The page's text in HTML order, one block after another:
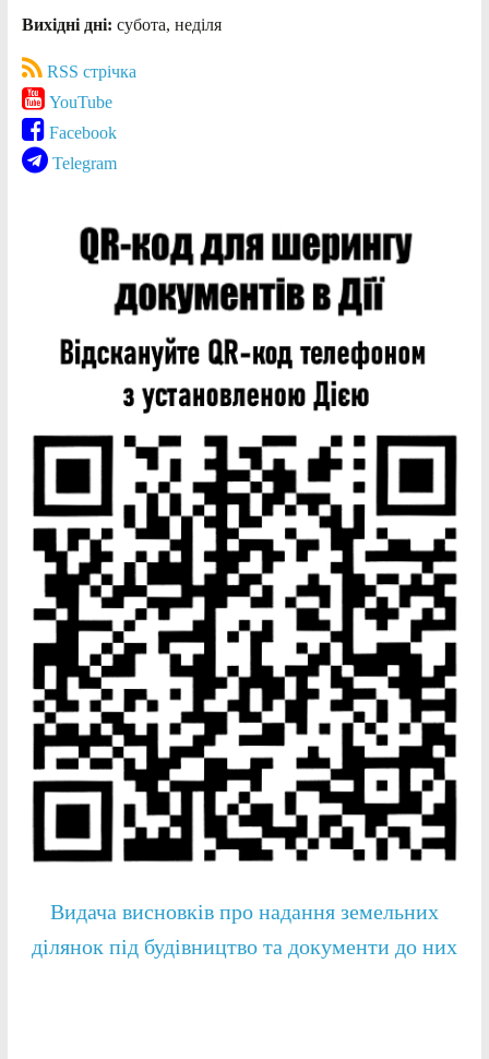
Вихідні дні: субота, неділя
RSS стрічка
YouTube
Facebook
Telegram
Видача висновків про надання земельних
ділянок під будівництво та документи до них